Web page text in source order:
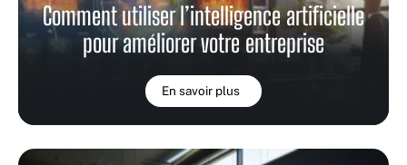
Comment utiliser l’intelligence artificielle
pour améliorer votre entreprise
En savoir plus